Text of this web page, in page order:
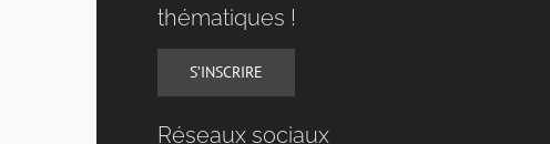
thématiques !
S’INSCRIRE
Réseaux sociaux